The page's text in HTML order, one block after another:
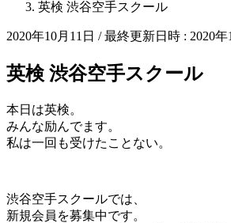
英検 渋谷空手スクール
2020年10月11日 / 最終更新日時 : 2020年
英検 渋谷空手スクール
本日は英検。
みんな励んでます。
私は一回も受けたことない。
渋谷空手スクールでは、
新規会員を募集中です。